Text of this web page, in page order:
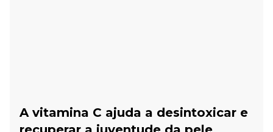
A vitamina C ajuda a desintoxicar e